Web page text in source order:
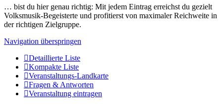
… bist du hier genau richtig: Mit jedem Eintrag erreichst du gezielt
Volksmusik-Begeisterte und profitierst von maximaler Reichweite in
der richtigen Zielgruppe.
Navigation überspringen
Detaillierte Liste
Kompakte Liste
Veranstaltungs-Landkarte
Fragen & Antworten
Veranstaltung eintragen